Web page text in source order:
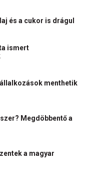
és a cukor is drágul
ismert
menthetik
Megdöbbentő a
a magyar